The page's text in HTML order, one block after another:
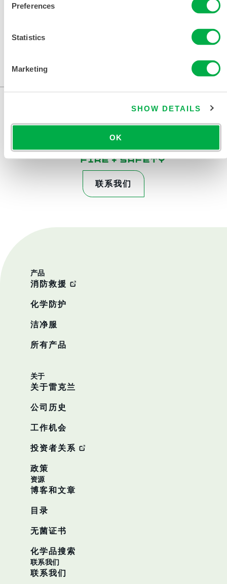
Preferences
Statistics
Marketing
SHOW DETAILS
OK
改您的区域。
此产品通常不在您所在的区域销售。您可以在页面顶部更
改您的区域。
联系我们
产品
消防救援
化学防护
洁净服
所有产品
关于
关于雷克兰
公司历史
工作机会
投资者关系
政策
资源
博客和文章
目录
无菌证书
化学品搜索
联系我们
联系我们